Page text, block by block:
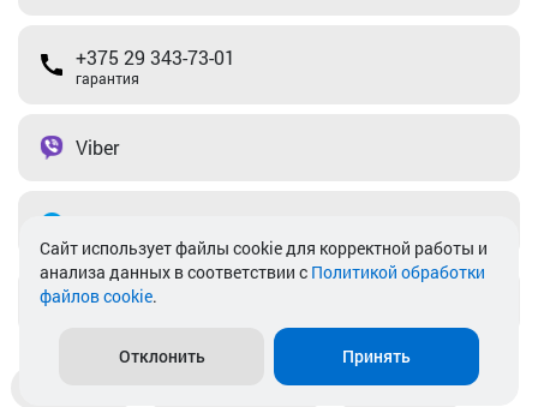
+375 29 343-73-01
гарантия
Viber
info@akkamulik.by
Пункты выдачи Магазины
Cайт использует файлы cookie для корректной работы и
анализа данных в соответствии с Политикой обработки
файлов cookie.
Отклонить Принять